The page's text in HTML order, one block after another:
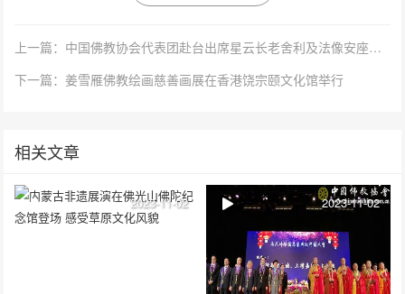
上一篇：中国佛教协会代表团赴台出席星云长老舍利及法像安座典礼暨赞颂会活动
下一篇：姜雪雁佛教绘画慈善画展在香港饶宗颐文化馆举行
相关文章
2023-11-02 2023-11-02